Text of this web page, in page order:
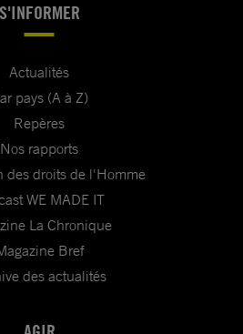
S'INFORMER
Actualités
pays (A à Z)
Repères
Nos rapports
des droits de l'Homme
WE MADE IT
La Chronique
Bref
des actualités